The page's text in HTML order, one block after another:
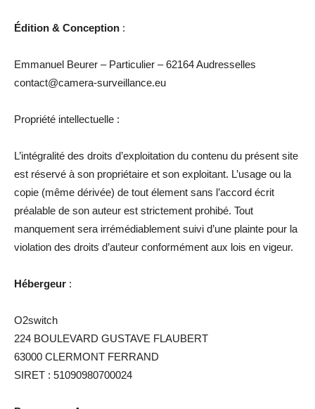
Édition & Conception :
Emmanuel Beurer – Particulier – 62164 Audresselles
contact@camera-surveillance.eu
Propriété intellectuelle :
L’intégralité des droits d’exploitation du contenu du présent site
est réservé à son propriétaire et son exploitant. L’usage ou la
copie (même dérivée) de tout élement sans l’accord écrit
préalable de son auteur est strictement prohibé. Tout
manquement sera irrémédiablement suivi d’une plainte pour la
violation des droits d’auteur conformément aux lois en vigeur.
Hébergeur :
O2switch
224 BOULEVARD GUSTAVE FLAUBERT
63000 CLERMONT FERRAND
SIRET : 51090980700024